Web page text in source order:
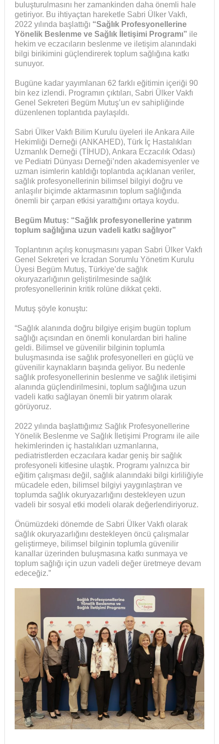
buluşturulmasını her zamankinden daha önemli hale
getiriyor. Bu ihtiyaçtan hareketle Sabri Ülker Vakfı,
2022 yılında başlattığı “Sağlık Profesyonellerine
Yönelik Beslenme ve Sağlık İletişimi Programı” ile
hekim ve eczacıların beslenme ve iletişim alanındaki
bilgi birikimini güçlendirerek toplum sağlığına katkı
sunuyor.
Bugüne kadar yayımlanan 62 farklı eğitimin içeriği 90
bin kez izlendi. Programın çıktıları, Sabri Ülker Vakfı
Genel Sekreteri Begüm Mutuş’un ev sahipliğinde
düzenlenen toplantıda paylaşıldı.
Sabri Ülker Vakfı Bilim Kurulu üyeleri ile Ankara Aile
Hekimliği Derneği (ANKAHED), Türk İç Hastalıkları
Uzmanlık Derneği (TİHUD), Ankara Eczacılık Odası)
ve Pediatri Dünyası Derneği’nden akademisyenler ve
uzman isimlerin katıldığı toplantıda açıklanan veriler,
sağlık profesyonellerinin bilimsel bilgiyi doğru ve
anlaşılır biçimde aktarmasının toplum sağlığında
önemli bir çarpan etkisi yarattığını ortaya koydu.
Begüm Mutuş: “Sağlık profesyonellerine yatırım
toplum sağlığına uzun vadeli katkı sağlıyor”
Toplantının açılış konuşmasını yapan Sabri Ülker Vakfı
Genel Sekreteri ve İcradan Sorumlu Yönetim Kurulu
Üyesi Begüm Mutuş, Türkiye’de sağlık
okuryazarlığının geliştirilmesinde sağlık
profesyonellerinin kritik rolüne dikkat çekti.
Mutuş şöyle konuştu:
“Sağlık alanında doğru bilgiye erişim bugün toplum
sağlığı açısından en önemli konulardan biri haline
geldi. Bilimsel ve güvenilir bilginin toplumla
buluşmasında ise sağlık profesyonelleri en güçlü ve
güvenilir kaynakların başında geliyor. Bu nedenle
sağlık profesyonellerinin beslenme ve sağlık iletişimi
alanında güçlendirilmesini, toplum sağlığına uzun
vadeli katkı sağlayan önemli bir yatırım olarak
görüyoruz.
2022 yılında başlattığımız Sağlık Profesyonellerine
Yönelik Beslenme ve Sağlık İletişimi Programı ile aile
hekimlerinden iç hastalıkları uzmanlarına,
pediatristlerden eczacılara kadar geniş bir sağlık
profesyoneli kitlesine ulaştık. Programı yalnızca bir
eğitim çalışması değil, sağlık alanındaki bilgi kirliliğiyle
mücadele eden, bilimsel bilgiyi yaygınlaştıran ve
toplumda sağlık okuryazarlığını destekleyen uzun
vadeli bir sosyal etki modeli olarak değerlendiriyoruz.
Önümüzdeki dönemde de Sabri Ülker Vakfı olarak
sağlık okuryazarlığını destekleyen öncü çalışmalar
geliştirmeye, bilimsel bilginin toplumla güvenilir
kanallar üzerinden buluşmasına katkı sunmaya ve
toplum sağlığı için uzun vadeli değer üretmeye devam
edeceğiz.”